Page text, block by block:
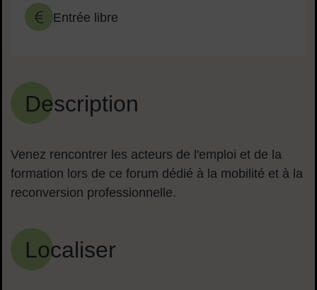
Tarif :
Entrée libre
Description
Venez rencontrer les acteurs de l'emploi et de la
formation lors de ce forum dédié à la mobilité et à la
reconversion professionnelle.
Localiser